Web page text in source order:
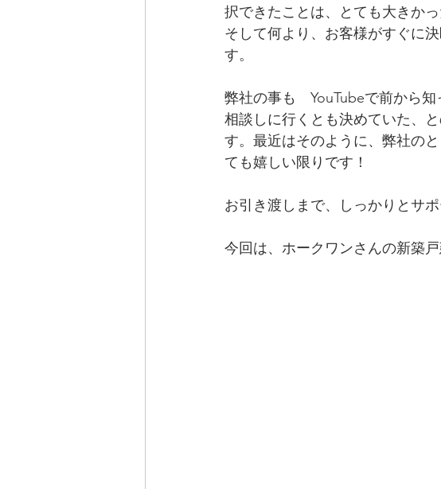
択できたことは、とても大きかっ
そして何より、お客様がすぐに
す。
弊社の事も　YouTubeで前から
相談しに行くとも決めていた、
す。最近はそのように、弊社の
ても嬉しい限りです！
お引き渡しまで、しっかりとサ
今回は、ホークワンさんの新築